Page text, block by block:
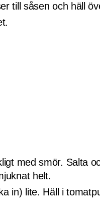
till såsen och häll
med smör. Salta
helt.
in) lite. Häll i